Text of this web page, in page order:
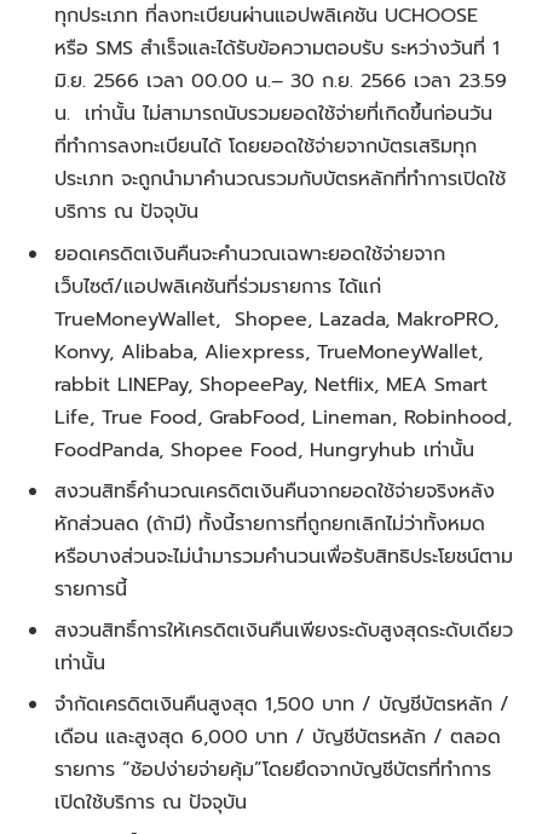
ทุกประเภท ที่ลงทะเบียนผ่านแอปพลิเคชัน UCHOOSE
หรือ SMS สำเร็จและได้รับข้อความตอบรับ ระหว่างวันที่ 1
มิ.ย. 2566 เวลา 00.00 น.– 30 ก.ย. 2566 เวลา 23.59
น. เท่านั้น ไม่สามารถนับรวมยอดใช้จ่ายที่เกิดขึ้นก่อนวัน
ที่ทำการลงทะเบียนได้ โดยยอดใช้จ่ายจากบัตรเสริมทุก
ประเภท จะถูกนำมาคำนวณรวมกับบัตรหลักที่ทำการเปิดใช้
บริการ ณ ปัจจุบัน
ยอดเครดิตเงินคืนจะคำนวณเฉพาะยอดใช้จ่ายจาก
เว็บไซต์/แอปพลิเคชันที่ร่วมรายการ ได้แก่
TrueMoneyWallet, Shopee, Lazada, MakroPRO,
Konvy, Alibaba, Aliexpress, TrueMoneyWallet,
rabbit LINEPay, ShopeePay, Netflix, MEA Smart
Life, True Food, GrabFood, Lineman, Robinhood,
FoodPanda, Shopee Food, Hungryhub เท่านั้น
สงวนสิทธิ์คำนวณเครดิตเงินคืนจากยอดใช้จ่ายจริงหลัง
หักส่วนลด (ถ้ามี) ทั้งนี้รายการที่ถูกยกเลิกไม่ว่าทั้งหมด
หรือบางส่วนจะไม่นำมารวมคำนวนเพื่อรับสิทธิประโยชน์ตาม
รายการนี้
สงวนสิทธิ์การให้เครดิตเงินคืนเพียงระดับสูงสุดระดับเดียว
เท่านั้น
จำกัดเครดิตเงินคืนสูงสุด 1,500 บาท / บัญชีบัตรหลัก /
เดือน และสูงสุด 6,000 บาท / บัญชีบัตรหลัก / ตลอด
รายการ “ช้อปง่ายจ่ายคุ้ม”โดยยึดจากบัญชีบัตรที่ทำการ
เปิดใช้บริการ ณ ปัจจุบัน